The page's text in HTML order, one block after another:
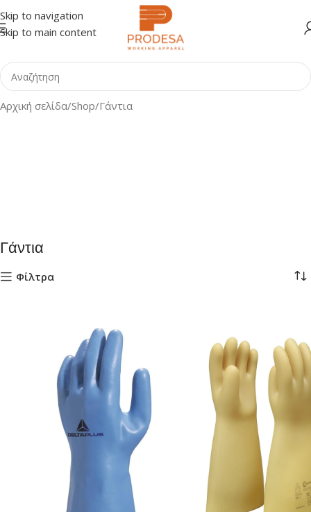
Skip to navigation
Skip to main content
Αρχική σελίδα Shop Γάντια
Γάντια
Φίλτρα